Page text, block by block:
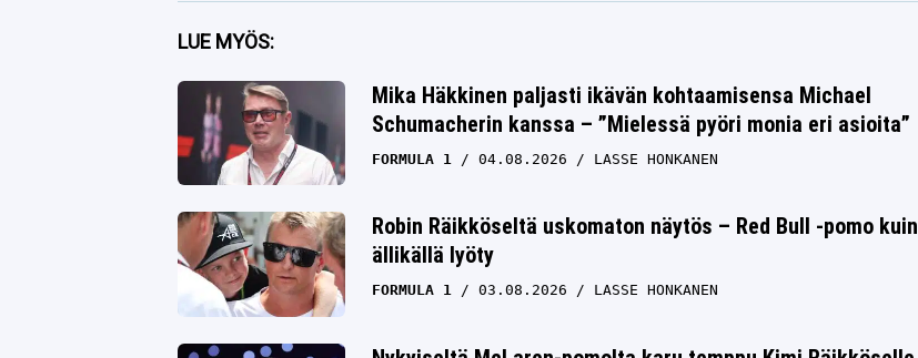
Whatsapp
LUE MYÖS:
Mika Häkkinen paljasti ikävän kohtaamisensa Michael
Schumacherin kanssa – ”Mielessä pyöri monia eri asioita”
FORMULA 1 04.08.2026 LASSE HONKANEN
Robin Räikköseltä uskomaton näytös – Red Bull -pomo kuin
ällikällä lyöty
FORMULA 1 03.08.2026 LASSE HONKANEN